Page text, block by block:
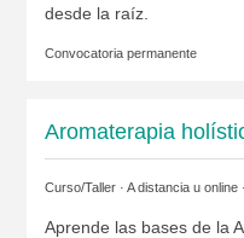
desde la raíz.
Convocatoria permanente
Aromaterapia
Curso/Taller · A distancia u online ·
Aprende las bases de la